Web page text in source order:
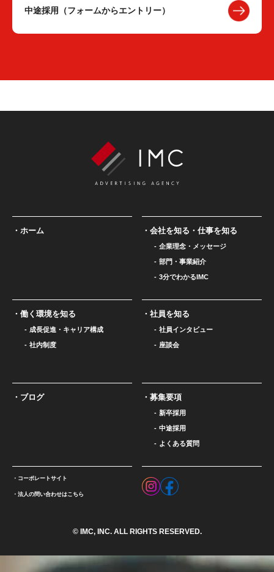
中途採用（フォームからエントリー）
ホーム 会社を知る・仕事を知る
企業理念・メッセージ
部門・事業紹介
3分でわかるIMC
働く環境を知る
成長促進・キャリア構成
社内制度
社員を知る
社員インタビュー
座談会
ブログ 募集要項
新卒採用
中途採用
よくある質問
コーポレートサイト
法人の問い合わせはこちら
© IMC, INC. ALL RIGHTS RESERVED.